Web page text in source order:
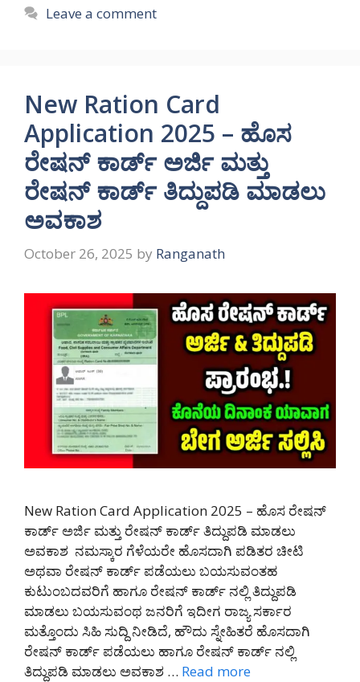
Leave a comment
New Ration Card
Application 2025 – ಹೊಸ
ರೇಷನ್ ಕಾರ್ಡ್ ಅರ್ಜಿ ಮತ್ತು
ರೇಷನ್ ಕಾರ್ಡ್ ತಿದ್ದುಪಡಿ ಮಾಡಲು
ಅವಕಾಶ
October 26, 2025 by Ranganath
New Ration Card Application 2025 – ಹೊಸ ರೇಷನ್
ಕಾರ್ಡ್ ಅರ್ಜಿ ಮತ್ತು ರೇಷನ್ ಕಾರ್ಡ್ ತಿದ್ದುಪಡಿ ಮಾಡಲು
ಅವಕಾಶ ನಮಸ್ಕಾರ ಗೆಳೆಯರೇ ಹೊಸದಾಗಿ ಪಡಿತರ ಚೀಟಿ
ಅಥವಾ ರೇಷನ್ ಕಾರ್ಡ್ ಪಡೆಯಲು ಬಯಸುವಂತಹ
ಕುಟುಂಬದವರಿಗೆ ಹಾಗೂ ರೇಷನ್ ಕಾರ್ಡ್ ನಲ್ಲಿ ತಿದ್ದುಪಡಿ
ಮಾಡಲು ಬಯಸುವಂಥ ಜನರಿಗೆ ಇದೀಗ ರಾಜ್ಯ ಸರ್ಕಾರ
ಮತ್ತೊಂದು ಸಿಹಿ ಸುದ್ದಿ ನೀಡಿದೆ, ಹೌದು ಸ್ನೇಹಿತರೆ ಹೊಸದಾಗಿ
ರೇಷನ್ ಕಾರ್ಡ್ ಪಡೆಯಲು ಹಾಗೂ ರೇಷನ್ ಕಾರ್ಡ್ ನಲ್ಲಿ
ತಿದ್ದುಪಡಿ ಮಾಡಲು ಅವಕಾಶ … Read more